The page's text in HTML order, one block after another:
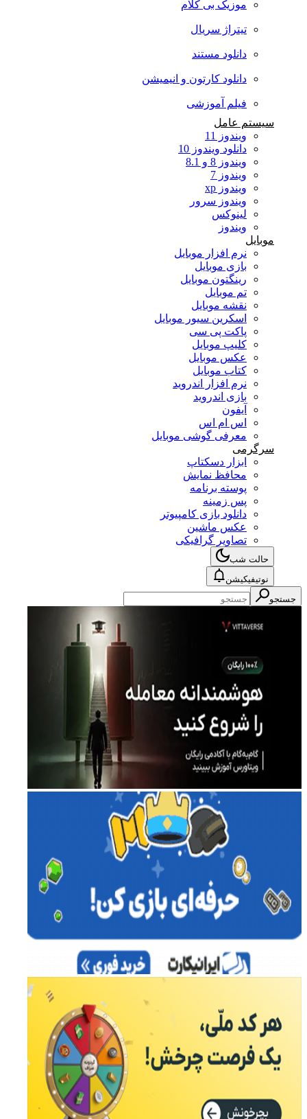
موزیک بی کلام
تیتراژ سریال
دانلود مستند
دانلود کارتون و انیمیشن
فیلم آموزشی
سیستم عامل
ویندوز 11
دانلود ویندوز 10
ویندوز 8 و 8.1
ویندوز 7
ویندوز xp
ویندوز سرور
لینوکس
ویندوز
موبایل
نرم افزار موبایل
بازی موبایل
رینگتون موبایل
تم موبایل
نقشه موبایل
اسکرین سیور موبایل
پاکت پی سی
کلیپ موبایل
عکس موبایل
کتاب موبایل
نرم افزار اندروید
بازی اندروید
آیفون
اس ام اس
معرفی گوشی موبایل
سرگرمی
ابزار دسکتاپ
محافظ نمایش
پوسته برنامه
پس زمینه
دانلود بازی کامپیوتر
عکس ماشین
تصاویر گرافیکی
حالت شب
نوتیفیکیشن
جستجو